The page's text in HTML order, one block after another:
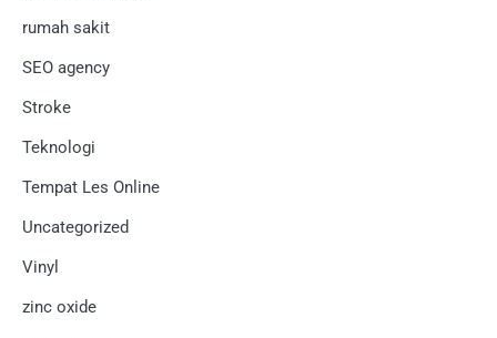
rumah sakit
SEO agency
Stroke
Teknologi
Tempat Les Online
Uncategorized
Vinyl
zinc oxide